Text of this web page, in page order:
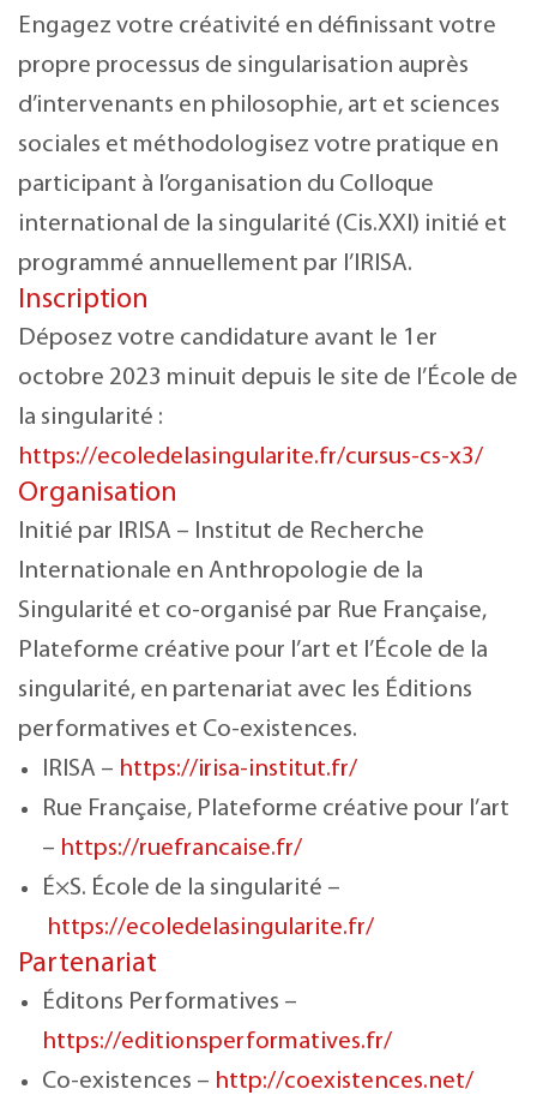
Engagez votre créativité en définissant votre
propre processus de singularisation auprès
d’intervenants en philosophie, art et sciences
sociales et méthodologisez votre pratique en
participant à l’organisation du Colloque
international de la singularité (Cis.XXI) initié et
programmé annuellement par l’IRISA.
Inscription
Déposez votre candidature avant le 1er
octobre 2023 minuit depuis le site de l’École de
la singularité :
https://ecoledelasingularite.fr/cursus-cs-x3/
Organisation
Initié par IRISA – Institut de Recherche
Internationale en Anthropologie de la
Singularité et co-organisé par Rue Française,
Plateforme créative pour l’art et l’École de la
singularité, en partenariat avec les Éditions
performatives et Co-existences.
IRISA – https://irisa-institut.fr/
Rue Française, Plateforme créative pour l’art
– https://ruefrancaise.fr/
É×S. École de la singularité –
https://ecoledelasingularite.fr/
Partenariat
Éditons Performatives –
https://editionsperformatives.fr/
Co-existences – http://coexistences.net/